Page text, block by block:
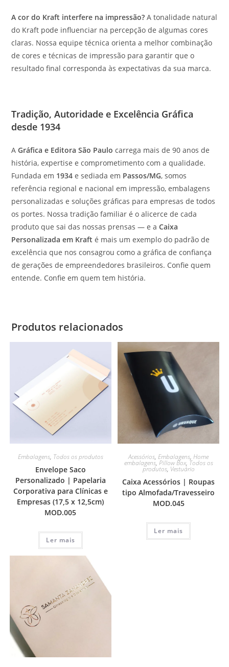
A cor do Kraft interfere na impressão? A tonalidade natural
do Kraft pode influenciar na percepção de algumas cores
claras. Nossa equipe técnica orienta a melhor combinação
de cores e técnicas de impressão para garantir que o
resultado final corresponda às expectativas da sua marca.
Tradição, Autoridade e Excelência Gráfica
desde 1934
AGráfica e Editora São Paulo carrega mais de 90 anos de
história, expertise e comprometimento com a qualidade.
Fundada em 1934 e sediada em Passos/MG, somos
referência regional e nacional em impressão, embalagens
personalizadas e soluções gráficas para empresas de todos
os portes. Nossa tradição familiar é o alicerce de cada
produto que sai das nossas prensas — e aCaixa
Personalizada em Kraft é mais um exemplo do padrão de
excelência que nos consagrou como a gráfica de confiança
de gerações de empreendedores brasileiros. Confie quem
entende. Confie em quem tem história.
Produtos relacionados
Embalagens, Todos os produtos
Envelope Saco
Personalizado | Papelaria
Corporativa para Clínicas e
Empresas (17,5 x 12,5cm)
MOD.005
Ler mais
Acessórios,Embalagens,Home
embalagens, Pillow Box, Todos os
produtos, Vestuário
Caixa Acessórios | Roupas
tipo Almofada/Travesseiro
MOD.045
Ler mais